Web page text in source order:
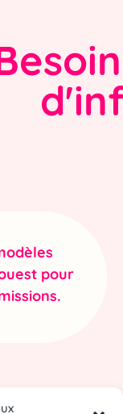
pour